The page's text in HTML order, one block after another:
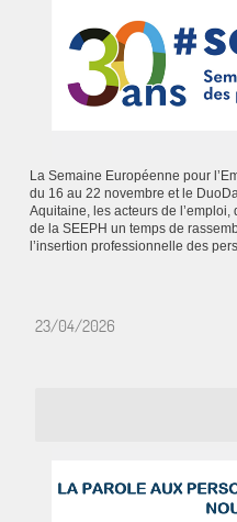
La Semaine Européenne pour
du 16 au 22 novembre et le
Aquitaine, les acteurs de
de la SEEPH un temps de
l’insertion professionnelle des
23/04/2026